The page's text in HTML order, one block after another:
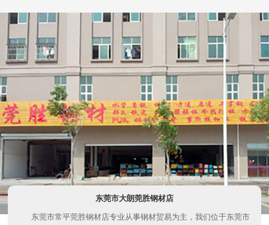
东莞市大朗莞胜钢材店
东莞市常平莞胜钢材店专业从事钢材贸易为主，我们位于东莞市